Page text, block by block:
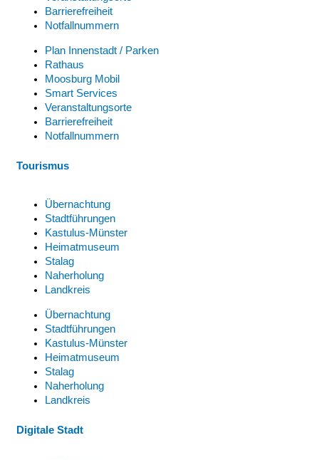
Barrierefreiheit
Notfallnummern
Plan Innenstadt / Parken
Rathaus
Moosburg Mobil
Smart Services
Veranstaltungsorte
Barrierefreiheit
Notfallnummern
Tourismus
Übernachtung
Stadtführungen
Kastulus-Münster
Heimatmuseum
Stalag
Naherholung
Landkreis
Übernachtung
Stadtführungen
Kastulus-Münster
Heimatmuseum
Stalag
Naherholung
Landkreis
Digitale Stadt